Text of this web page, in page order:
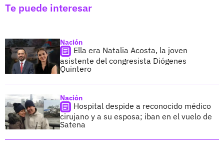
Te puede interesar
Nación
Ella era Natalia Acosta, la joven
asistente del congresista Diógenes
Quintero
Nación
Hospital despide a reconocido médico
cirujano y a su esposa; iban en el vuelo de
Satena